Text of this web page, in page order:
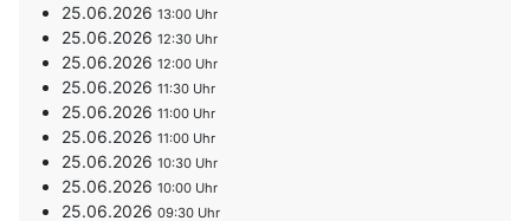
25.06.202613:00
25.06.202612:30
25.06.202612:00
25.06.202611:30
25.06.202611:00
25.06.202611:00
25.06.202610:30
25.06.202610:00
25.06.202609:30